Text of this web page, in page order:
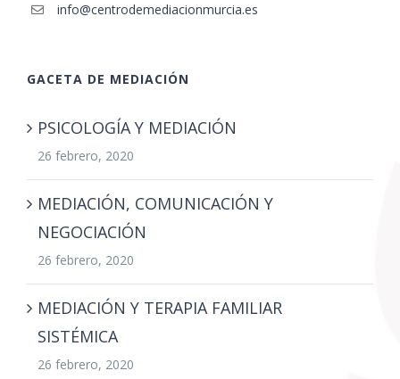
info@centrodemediacionmurcia.es
GACETA DE MEDIACIÓN
PSICOLOGÍA Y MEDIACIÓN
26 febrero, 2020
MEDIACIÓN, COMUNICACIÓN Y
NEGOCIACIÓN
26 febrero, 2020
MEDIACIÓN Y TERAPIA FAMILIAR
SISTÉMICA
26 febrero, 2020